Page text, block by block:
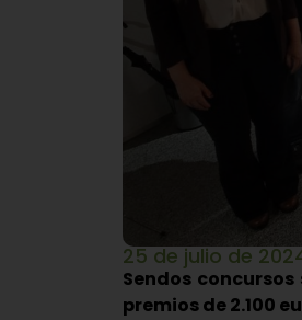
25 de julio de
Sendos
premios de 2.100